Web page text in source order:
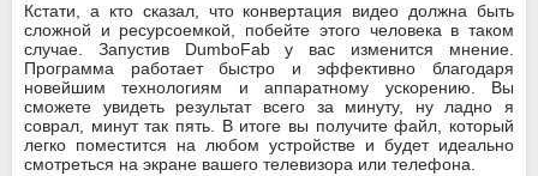
Кстати, а кто сказал, что конвертация видео должна быть
сложной и ресурсоемкой, побейте этого человека в таком
случае. Запустив DumboFab у вас изменится мнение.
Программа работает быстро и эффективно благодаря
новейшим технологиям и аппаратному ускорению. Вы
сможете увидеть результат всего за минуту, ну ладно я
соврал, минут так пять. В итоге вы получите файл, который
легко поместится на любом устройстве и будет идеально
смотреться на экране вашего телевизора или телефона.